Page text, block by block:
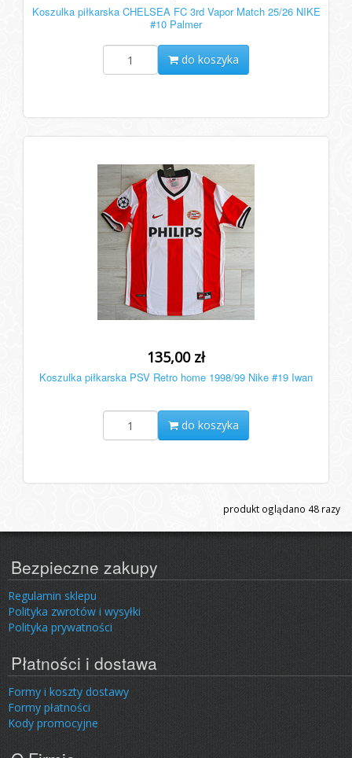
Koszulka piłkarska CHELSEA FC 3rd Vapor Match 25/26 NIKE
#10 Palmer
do koszyka
135,00 zł
Koszulka piłkarska PSV Retro home 1998/99 Nike #19 Iwan
do koszyka
produkt oglądano 48 razy
Bezpieczne zakupy
Regulamin sklepu
Polityka zwrotów i wysyłki
Polityka prywatności
Płatności i dostawa
Formy i koszty dostawy
Formy płatności
Kody promocyjne